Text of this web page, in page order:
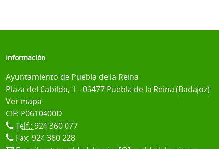
Información
Ayuntamiento de Puebla de la Reina
Plaza del Cabildo, 1 - 06477 Puebla de la Reina (Badajoz)
Ver mapa
CIF: P0610400D
Telf.: 924 360 077
Fax: 924 360 228